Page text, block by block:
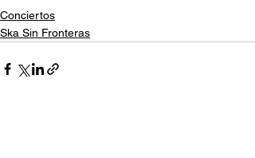
Conciertos
Ska Sin Fronteras